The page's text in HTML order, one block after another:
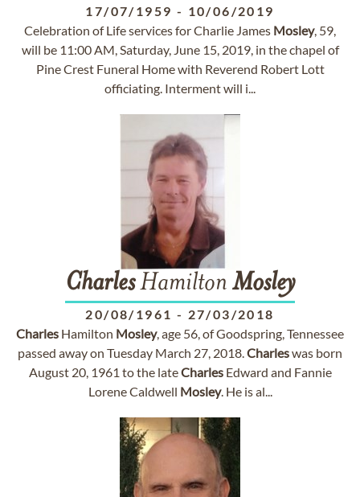
17/07/1959 - 10/06/2019
Celebration of Life services for Charlie James Mosley, 59,
will be 11:00 AM, Saturday, June 15, 2019, in the chapel of
Pine Crest Funeral Home with Reverend Robert Lott
officiating. Interment will i...
CharlesHamilton Mosley
20/08/1961 - 27/03/2018
Charles Hamilton Mosley, age 56, of Goodspring, Tennessee
passed away on Tuesday March 27, 2018.Charleswas born
August 20, 1961 to the lateCharlesEdward and Fannie
Lorene Caldwell Mosley. He is al...